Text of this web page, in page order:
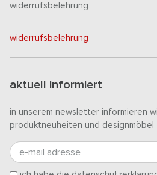
widerrufsbelehrung
widerrufsbelehrung
aktuell informiert
in unserem newsletter informieren
produktneuheiten und designmöbel
e-mail adresse